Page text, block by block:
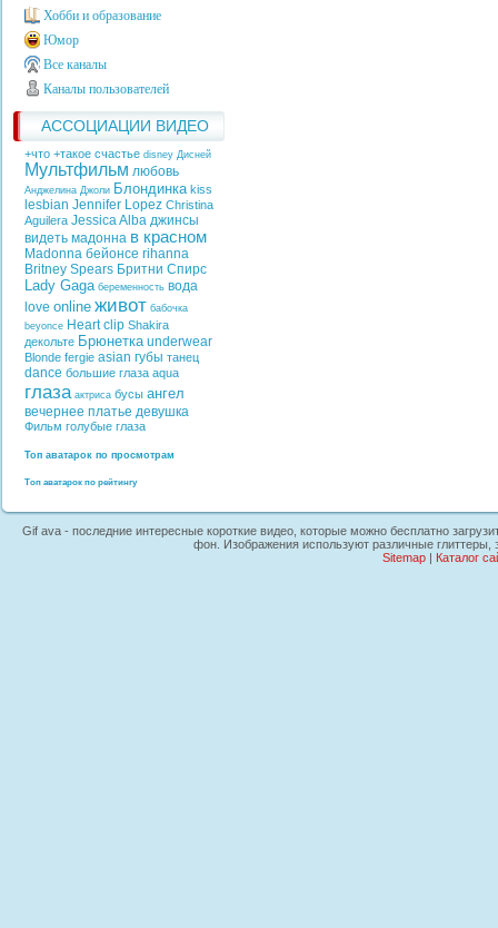
Хобби и образование
Юмор
Все каналы
Каналы пользователей
АССОЦИАЦИИ ВИДЕО
+что +такое счастье disney Дисней
Мультфильм любовь
Анджелина Джоли Блондинка kiss
lesbian Jennifer Lopez Christina
Aguilera Jessica Alba джинсы
видеть мадонна в красном
Madonna бейонсе rihanna
Britney Spears Бритни Спирс
Lady Gaga беременность вода
love online живот бабочка
beyonce Heart clip Shakira
декольте Брюнетка underwear
Blonde fergie asian губы танец
dance большие глаза aqua
глаза актриса бусы ангел
вечернее платье девушка
Фильм голубые глаза
Топ аватарок по просмотрам
Топ аватарок по рейтингу
Gif ava - последние интересные короткие видео, которые можно бесплатно
фон. Изображения используют различные
Sitemap| Каталог